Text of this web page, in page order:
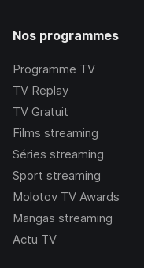
Nos programmes
Programme TV
TV Replay
TV Gratuit
Films streaming
Séries streaming
Sport streaming
Molotov TV Awards
Mangas streaming
Actu TV